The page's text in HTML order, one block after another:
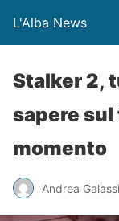
L'Alba News
Stalker 2,
sapere
momento
Andrea Galassi